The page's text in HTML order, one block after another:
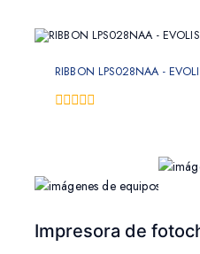
de
RIBBON LPS028NAA -
Impresora de